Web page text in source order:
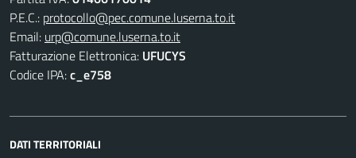
P.E.C.: protocollo@pec.comune.luserna.to.it
Email: urp@comune.luserna.to.it
Fatturazione Elettronica: UFUCYS
Codice IPA:c_e758
DATI TERRITORIALI